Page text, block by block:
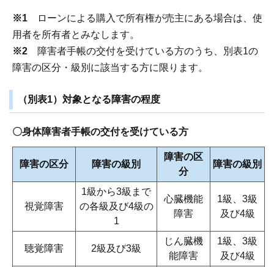
※1 ローンによる購入で所有権が売主にある場合は、使
用者を所有者とみなします。
※2 障害者手帳の交付を受けている方のうち、別表1の
障害の区分・級別に該当する方に限ります。
（別表1）対象となる障害の程度
〇身体障害者手帳の交付を受けている方
障害の区分 障害の級別
障害の区
分
障害の級別
視覚障害
1級から3級まで
の各級及び4級の
1
心臓機能
障害
1級、3級
及び4級
聴覚障害 2級及び3級
じん臓機
能障害
1級、3級
及び4級